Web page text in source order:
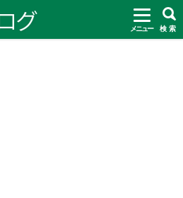
メニュー 検 索